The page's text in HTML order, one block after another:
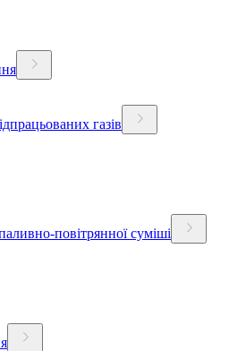
газів
повітрянної суміші